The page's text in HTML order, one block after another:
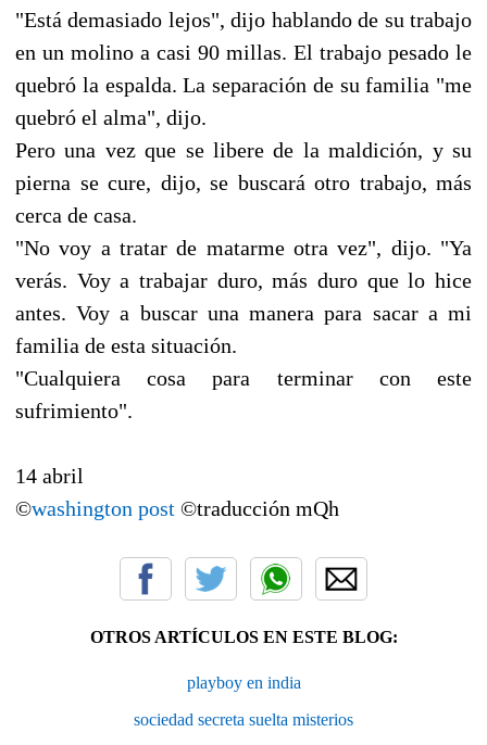
"Está demasiado lejos", dijo hablando de su trabajo
en un molino a casi 90 millas. El trabajo pesado le
quebró la espalda. La separación de su familia "me
quebró el alma", dijo.
Pero una vez que se libere de la maldición, y su
pierna se cure, dijo, se buscará otro trabajo, más
cerca de casa.
"No voy a tratar de matarme otra vez", dijo. "Ya
verás. Voy a trabajar duro, más duro que lo hice
antes. Voy a buscar una manera para sacar a mi
familia de esta situación.
"Cualquiera cosa para terminar con este
sufrimiento".
14 abril
©washington post ©traducción mQh
OTROS ARTÍCULOS EN ESTE BLOG:
playboy en india
sociedad secreta suelta misterios